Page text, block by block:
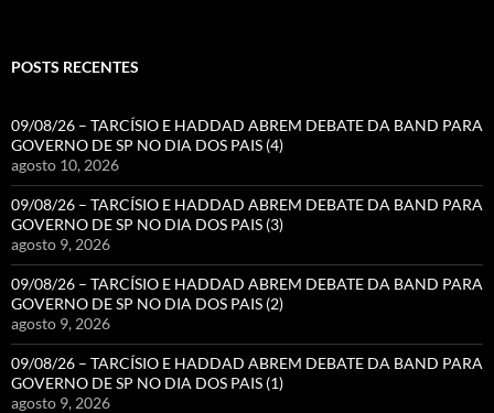
POSTS RECENTES
09/08/26 – TARCÍSIO E HADDAD ABREM DEBATE DA BAND PARA
GOVERNO DE SP NO DIA DOS PAIS (4)
agosto 10, 2026
09/08/26 – TARCÍSIO E HADDAD ABREM DEBATE DA BAND PARA
GOVERNO DE SP NO DIA DOS PAIS (3)
agosto 9, 2026
09/08/26 – TARCÍSIO E HADDAD ABREM DEBATE DA BAND PARA
GOVERNO DE SP NO DIA DOS PAIS (2)
agosto 9, 2026
09/08/26 – TARCÍSIO E HADDAD ABREM DEBATE DA BAND PARA
GOVERNO DE SP NO DIA DOS PAIS (1)
agosto 9, 2026